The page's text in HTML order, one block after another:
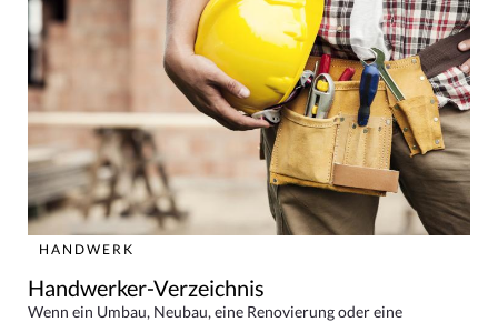
HANDWERK
Handwerker-Verzeichnis
Wenn ein Umbau, Neubau, eine Renovierung oder eine